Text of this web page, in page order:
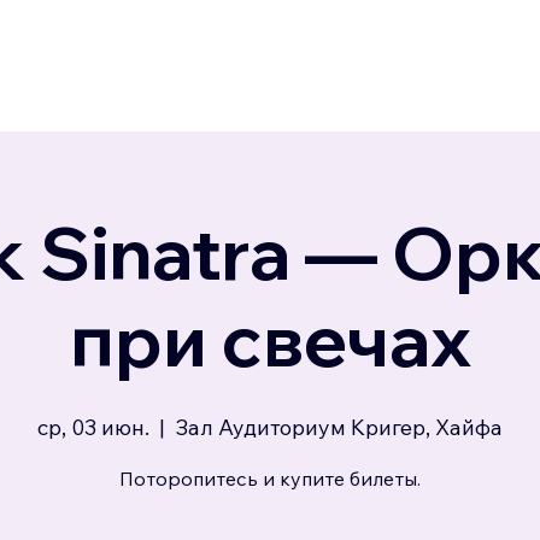
Sinatra —
при свечах
ср, 03 июн.
  |
Зал Аудиториум Кригер, Хайфа
Поторопитесь и купите билеты.